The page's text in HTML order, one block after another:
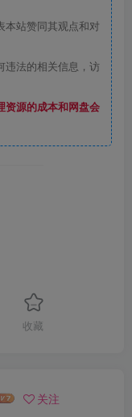
本站赞同其观点和对
违法的相关信息，访
资源的成本和网盘会
收藏
关注